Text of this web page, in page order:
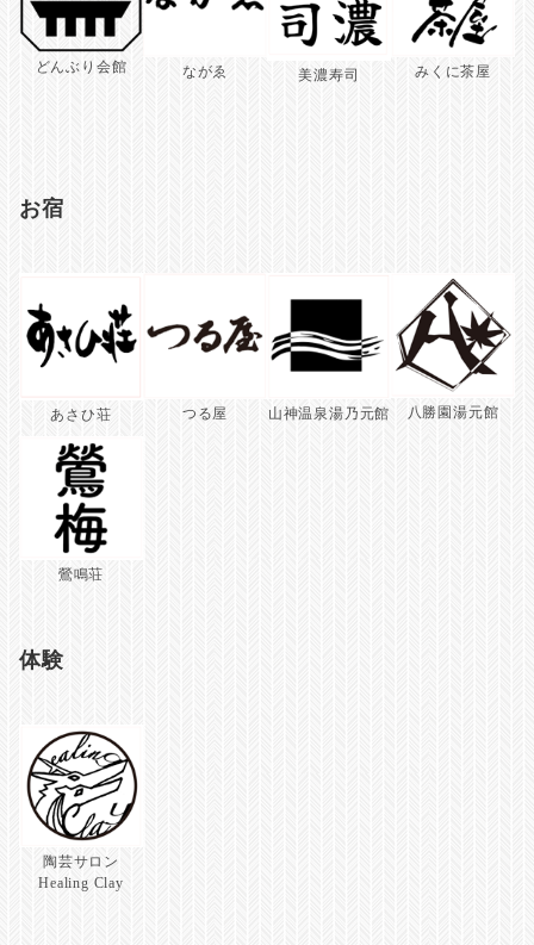
どんぶり会館 ながゑ 美濃寿司 みくに茶屋
お宿
あさひ荘 つる屋 山神温泉湯乃元館 八勝園湯元館
鶯鳴荘
体験
陶芸サロン
Healing Clay